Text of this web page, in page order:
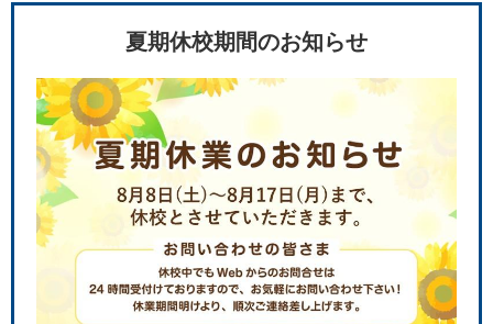
夏期休校期間のお知らせ